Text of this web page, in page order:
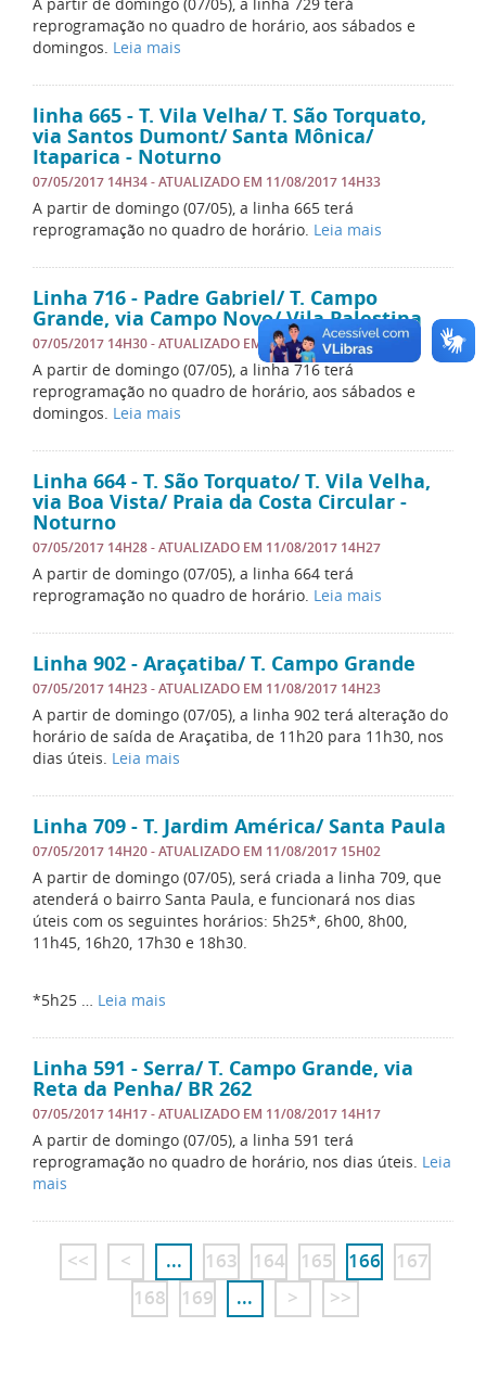
reprogramação no quadro de horário, aos sábados e
domingos. Leia mais
linha 665 - T. Vila Velha/ T. São Torquato,
via Santos Dumont/ Santa Mônica/
Itaparica - Noturno
07/05/2017 14H34- ATUALIZADO EM 11/08/2017 14H33
A partir de domingo (07/05), a linha 665 terá
reprogramação no quadro de horário. Leia mais
Linha 716 - Padre Gabriel/ T. Campo
Grande, via Campo Novo/ Vila Palestina
07/05/2017 14H30- ATUALIZADO EM 11/08/2017 14H30
A partir de domingo (07/05), a linha 716 terá
reprogramação no quadro de horário, aos sábados e
domingos. Leia mais
Linha 664 - T. São Torquato/ T. Vila Velha,
via Boa Vista/ Praia da Costa Circular -
Noturno
07/05/2017 14H28- ATUALIZADO EM 11/08/2017 14H27
A partir de domingo (07/05), a linha 664 terá
reprogramação no quadro de horário. Leia mais
Linha 902 - Araçatiba/ T. Campo Grande
07/05/2017 14H23- ATUALIZADO EM 11/08/2017 14H23
A partir de domingo (07/05), a linha 902 terá alteração do
horário de saída de Araçatiba, de 11h20 para 11h30, nos
dias úteis. Leia mais
Linha 709 - T. Jardim América/ Santa Paula
07/05/2017 14H20- ATUALIZADO EM 11/08/2017 15H02
A partir de domingo (07/05), será criada a linha 709, que
atenderá o bairro Santa Paula, e funcionará nos dias
úteis com os seguintes horários: 5h25*, 6h00, 8h00,
11h45, 16h20, 17h30 e 18h30.
*5h25 … Leia mais
Linha 591 - Serra/ T. Campo Grande, via
Reta da Penha/ BR 262
07/05/2017 14H17- ATUALIZADO EM 11/08/2017 14H17
A partir de domingo (07/05), a linha 591 terá
reprogramação no quadro de horário, nos dias úteis. Leia
mais
<< < ... 163 164 165 166
167
168
169 ... > >>